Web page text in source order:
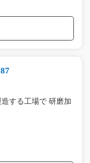
する工場で 研磨加